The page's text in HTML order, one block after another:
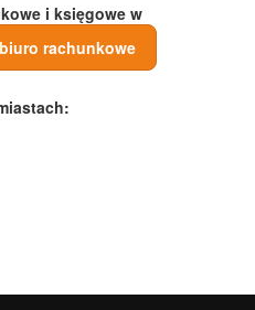
i księgowe w
rachunkowe